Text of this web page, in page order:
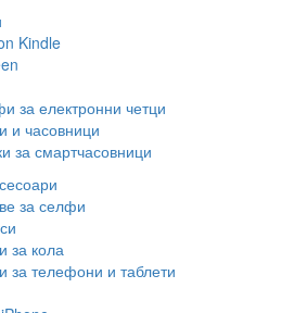
Kindle
за електронни четци
и часовници
за смартчасовници
за селфи
за кола
за телефони и таблети